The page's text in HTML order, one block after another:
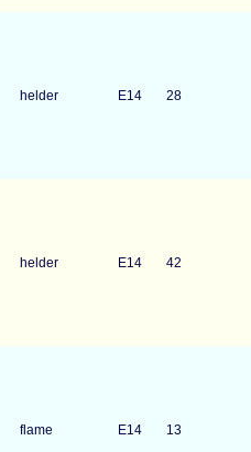
helder E14 28
helder E14 42
flame E14 13